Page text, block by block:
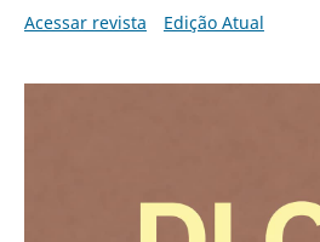
Acessar revista
Edição Atual